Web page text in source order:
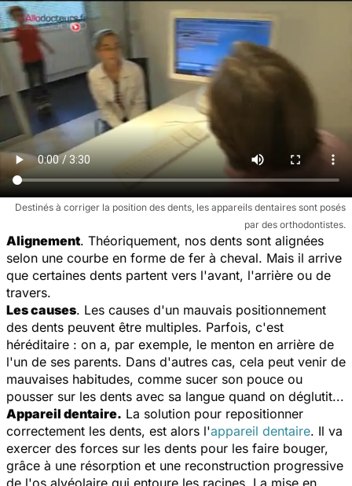
Destinés à corriger la position des dents, les appareils dentaires sont posés
par des orthodontistes.
Alignement. Théoriquement, nos dents sont alignées
selon une courbe en forme de fer à cheval. Mais il arrive
que certaines dents partent vers l'avant, l'arrière ou de
travers.
Les causes. Les causes d'un mauvais positionnement
des dents peuvent être multiples. Parfois, c'est
héréditaire : on a, par exemple, le menton en arrière de
l'un de ses parents. Dans d'autres cas, cela peut venir de
mauvaises habitudes, comme sucer son pouce ou
pousser sur les dents avec sa langue quand on déglutit...
Appareil dentaire. La solution pour repositionner
correctement les dents, est alors l'appareil dentaire. Il va
exercer des forces sur les dents pour les faire bouger,
grâce à une résorption et une reconstruction progressive
de l'os alvéolaire qui entoure les racines. La mise en